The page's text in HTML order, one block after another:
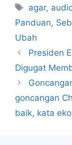
Tag
agar,
Panduan,
Ubah
Presiden
Digugat
goncangan
baik, kata